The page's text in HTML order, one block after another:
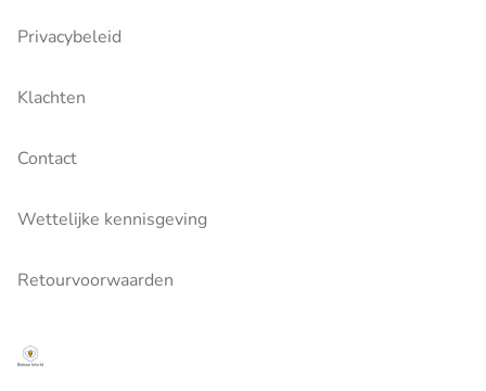
Privacybeleid
Klachten
Contact
Wettelijke kennisgeving
Retourvoorwaarden